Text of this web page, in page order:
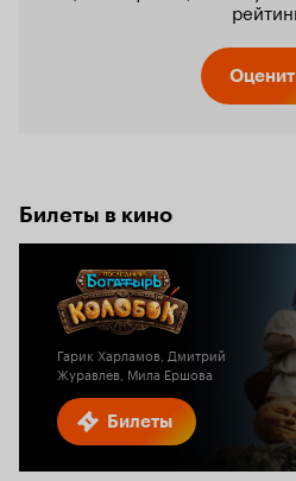
Билеты в кино
Билеты
Гарик Харламов, Дмитрий
Журавлев, Мила Ершова